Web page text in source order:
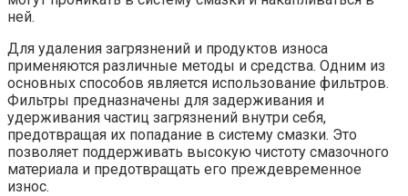
ней.
Для удаления загрязнений и продуктов износа
применяются различные методы и средства. Одним из
основных способов является использование фильтров.
Фильтры предназначены для задерживания и
удерживания частиц загрязнений внутри себя,
предотвращая их попадание в систему смазки. Это
позволяет поддерживать высокую чистоту смазочного
материала и предотвращать его преждевременное
износ.